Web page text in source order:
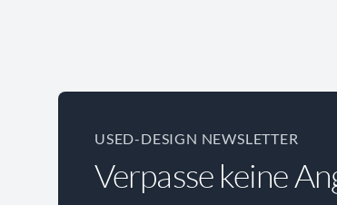
USED-DESIGN NEWSLETTER
Verpasse keine